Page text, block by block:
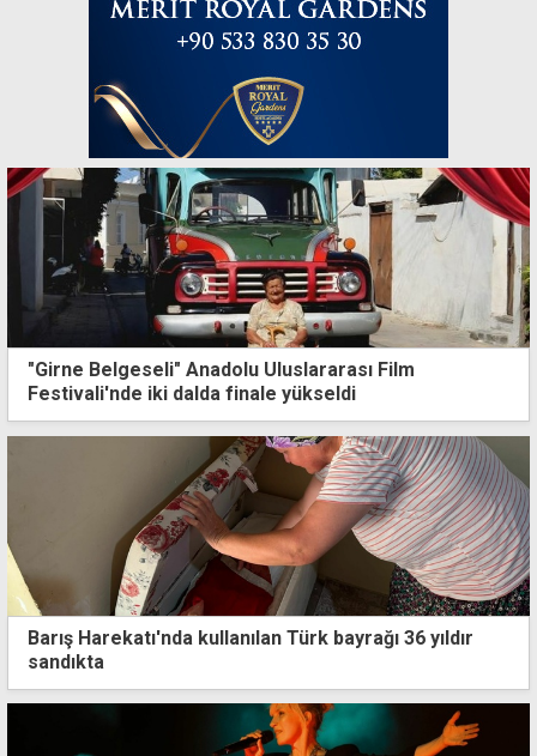
"Girne Belgeseli" Anadolu Uluslararası Film
Festivali'nde iki dalda finale yükseldi
Barış Harekatı'nda kullanılan Türk bayrağı 36 yıldır
sandıkta